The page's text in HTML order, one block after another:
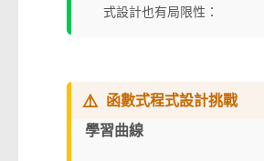
式設計也有局限性：
⚠️ 函數式程式設計挑戰
學習曲線